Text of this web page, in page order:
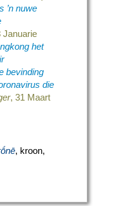
’n nuwe
Januarie
het
bevinding
die
, 31 Maart
, kroon,